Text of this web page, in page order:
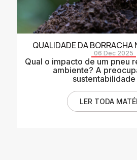
QUALIDADE DA BORRACHA
06 Dec 2025
Qual o impacto de um pneu
ambiente? A
LER TODA